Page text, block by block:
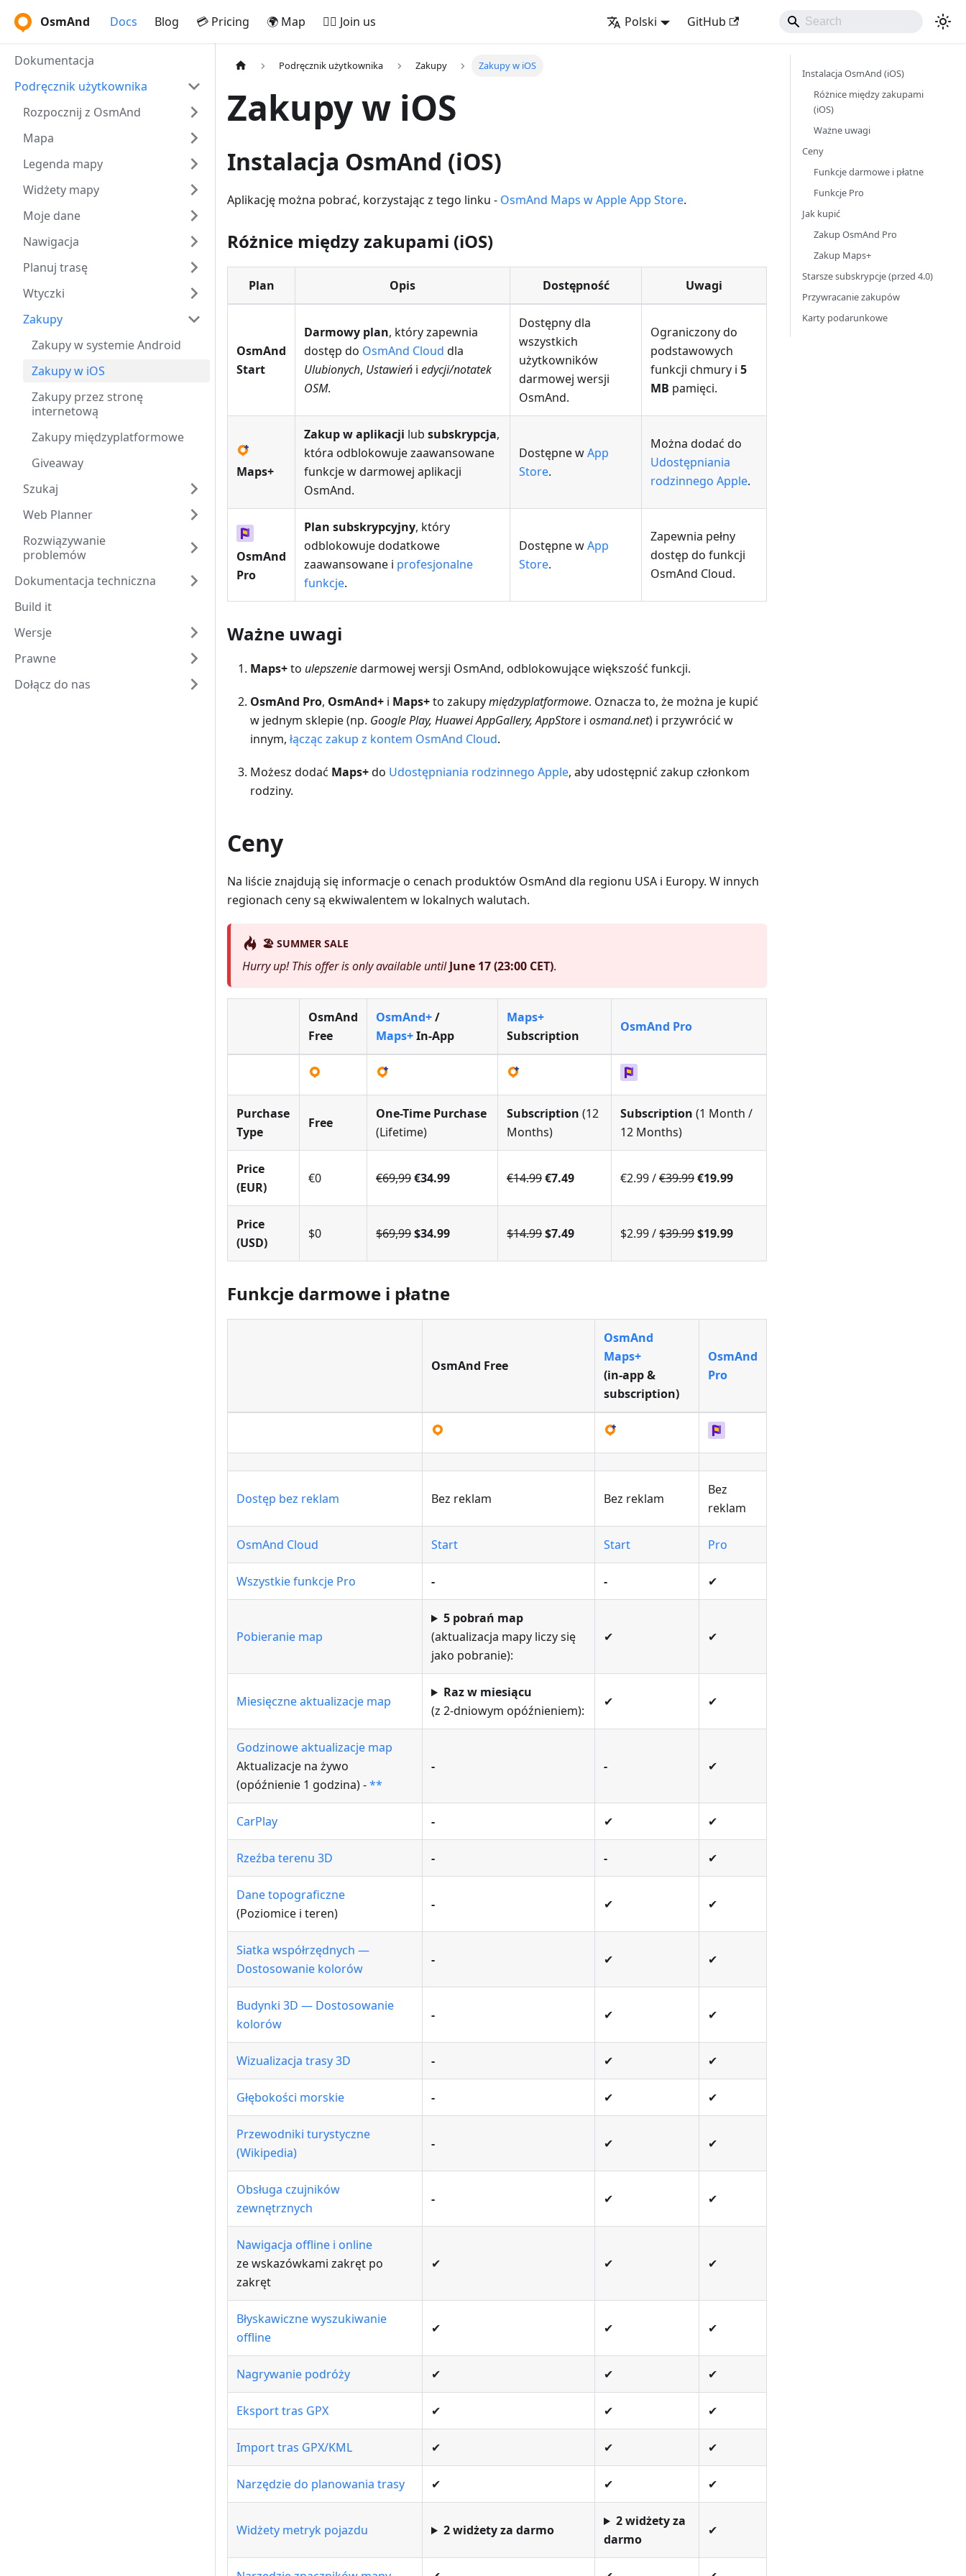
OsmAnd Docs Blog 💳 Pricing 🌍 Map 🚵‍♂️ Join us Polski GitHub
Dokumentacja
Podręcznik użytkownika
Rozpocznij z OsmAnd
Mapa
Legenda mapy
Widżety mapy
Moje dane
Nawigacja
Planuj trasę
Wtyczki
Zakupy
Zakupy w systemie Android
Zakupy w iOS
Zakupy przez stronę
internetową
Zakupy międzyplatformowe
Giveaway
Szukaj
Web Planner
Rozwiązywanie
problemów
Dokumentacja techniczna
Build it
Wersje
Prawne
Dołącz do nas
Podręcznik użytkownika Zakupy Zakupy w iOS
Zakupy w iOS
Instalacja OsmAnd (iOS)
Aplikację można pobrać, korzystając z tego linku - OsmAnd Maps w Apple App Store.
Różnice między zakupami (iOS)
Plan Opis Dostępność Uwagi
OsmAnd
Start
Darmowy plan, który zapewnia
dostęp do OsmAnd Cloud dla
Ulubionych, Ustawień i edycji/notatek
OSM.
Dostępny dla
wszystkich
użytkowników
darmowej wersji
OsmAnd.
Ograniczony do
podstawowych
funkcji chmury i 5
MB pamięci.
Maps+
Zakup w aplikacji lub subskrypcja,
która odblokowuje zaawansowane
funkcje w darmowej aplikacji
OsmAnd.
Dostępne wApp
Store.
Można dodać do
Udostępniania
rodzinnego Apple.
OsmAnd
Pro
Plan subskrypcyjny, który
odblokowuje dodatkowe
zaawansowane i profesjonalne
funkcje.
Dostępne wApp
Store.
Zapewnia pełny
dostęp do funkcji
OsmAnd Cloud.
Ważne uwagi
Maps+to ulepszeniedarmowej wersji OsmAnd, odblokowujące większość funkcji.
OsmAnd Pro, OsmAnd+ i Maps+to zakupymiędzyplatformowe. Oznacza to, że można je kupić
w jednym sklepie (np. Google Play, Huawei AppGallery, AppStore i osmand.net) i przywrócić w
innym, łącząc zakup z kontem OsmAnd Cloud.
Możesz dodać Maps+do Udostępniania rodzinnego Apple, aby udostępnić zakup członkom
rodziny.
Ceny
Na liście znajdują się informacje o cenach produktów OsmAnd dla regionu USA i Europy. W innych
regionach ceny są ekwiwalentem w lokalnych walutach.
🏖️ SUMMER SALE
Hurry up! This offer is only available until June 17 (23:00 CET).
OsmAnd
Free
OsmAnd+/
Maps+In-App
Maps+
Subscription
OsmAnd Pro
Purchase
Type
Free
One-Time Purchase
(Lifetime)
Subscription (12
Months)
Subscription (1 Month /
12 Months)
Price
(EUR)
€0 €69,99€34.99 €14.99€7.49 €2.99 /€39.99€19.99
Price
(USD)
$0 $69,99$34.99 $14.99$7.49 $2.99 /$39.99$19.99
Funkcje darmowe i płatne
OsmAnd Free
OsmAnd
Maps+
(in‑app &
subscription)
OsmAnd
Pro
Dostęp bez reklam Bez reklam Bez reklam
Bez
reklam
OsmAnd Cloud Start Start Pro
Wszystkie funkcje Pro - - ✔
Pobieranie map
5 pobrań map
(aktualizacja mapy liczy się
jako pobranie):
✔ ✔
Miesięczne aktualizacje map
Raz w miesiącu
(z 2-dniowym opóźnieniem):
✔ ✔
Godzinowe aktualizacje map
Aktualizacje na żywo
(opóźnienie 1 godzina) -**
- - ✔
CarPlay - ✔ ✔
Rzeźba terenu 3D - - ✔
Dane topograficzne
(Poziomice i teren)
- ✔ ✔
Siatka współrzędnych —
Dostosowanie kolorów
- ✔ ✔
Budynki 3D — Dostosowanie
kolorów
- ✔ ✔
Wizualizacja trasy 3D - ✔ ✔
Głębokości morskie - ✔ ✔
Przewodniki turystyczne
(Wikipedia)
- ✔ ✔
Obsługa czujników
zewnętrznych
- ✔ ✔
Nawigacja offline i online
ze wskazówkami zakręt po
zakręt
✔ ✔ ✔
Błyskawiczne wyszukiwanie
offline
✔ ✔ ✔
Nagrywanie podróży ✔ ✔ ✔
Eksport tras GPX ✔ ✔ ✔
Import tras GPX/KML ✔ ✔ ✔
Narzędzie do planowania trasy ✔ ✔ ✔
Widżety metryk pojazdu 2 widżety za darmo
2 widżety za
darmo
✔
Instalacja OsmAnd (iOS)
Różnice między zakupami
(iOS)
Ważne uwagi
Ceny
Funkcje darmowe i płatne
Funkcje Pro
Jak kupić
Zakup OsmAnd Pro
Zakup Maps+
Starsze subskrypcje (przed 4.0)
Przywracanie zakupów
Karty podarunkowe